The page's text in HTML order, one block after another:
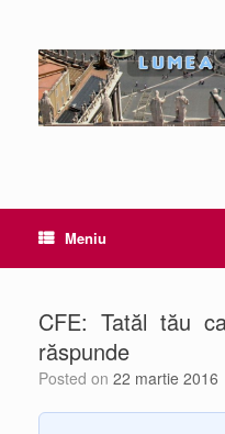
Meniu
CFE: Tatăl tău
răspunde
Posted on 22 martie 2016